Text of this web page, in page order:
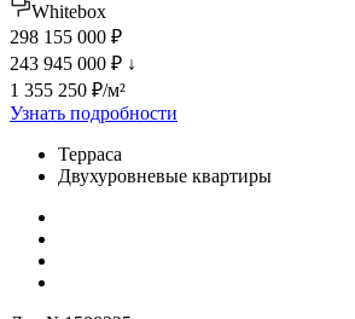
Whitebox
298 155 000 ₽
243 945 000 ₽ ↓
1 355 250 ₽/м²
Узнать подробности
Терраса
Двухуровневые квартиры